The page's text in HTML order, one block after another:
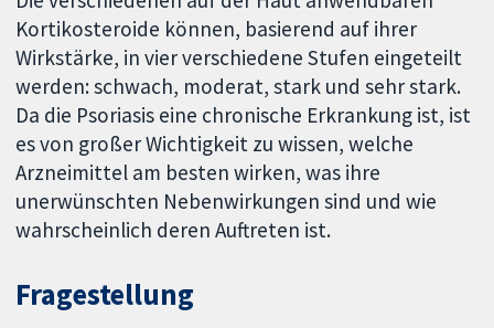
Kortikosteroide können, basierend auf ihrer
Wirkstärke, in vier verschiedene Stufen eingeteilt
werden: schwach, moderat, stark und sehr stark.
Da die Psoriasis eine chronische Erkrankung ist, ist
es von großer Wichtigkeit zu wissen, welche
Arzneimittel am besten wirken, was ihre
unerwünschten Nebenwirkungen sind und wie
wahrscheinlich deren Auftreten ist.
Fragestellung